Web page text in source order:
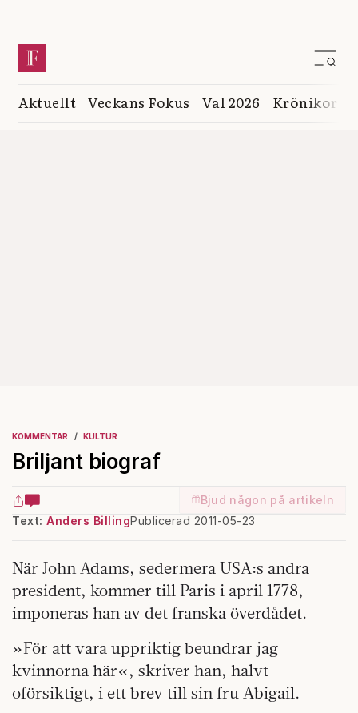
Aktuellt Veckans Fokus Val 2026 Krönikor
KOMMENTAR KULTUR
Briljant biograf
Bjud någon på artikeln
Text: Anders BillingPublicerad 2011-05-23
När John Adams, sedermera USA:s andra
president, kommer till Paris i april 1778,
imponeras han av det franska överdådet.
»För att vara uppriktig beundrar jag
kvinnorna här«, skriver han, halvt
oförsiktigt, i ett brev till sin fru Abigail.